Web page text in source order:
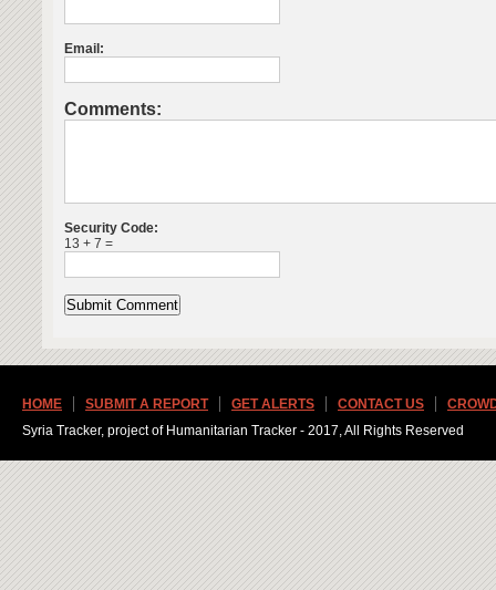
Email:
Comments:
Security Code:
13 + 7 =
HOME SUBMIT A REPORT GET ALERTS CONTACT US
Syria Tracker, project of Humanitarian Tracker - 2017, All Rights Reserved